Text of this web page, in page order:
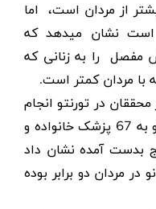
از مردان است، اما
است نشان میدهد که
مفصل را به زنانی که
با مردان کمتر است.
در تورنتو انجام
شد، مردان و زنان مبتلا به آرتروز زانو به 67 پزشک خانواده و
بدست آمده نشان داد
مردان دو برابر بوده